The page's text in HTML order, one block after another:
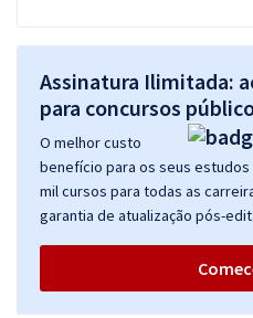
Assinatura Ilimitada:
para concursos
O melhor custo
benefício para os seus estudos
mil cursos para todas as
garantia de atualização pós-